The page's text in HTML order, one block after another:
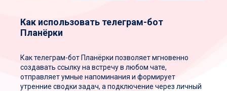
Как использовать телеграм-бот
Планёрки
Как телеграм-бот Планёрки позволяет мгновенно
создавать ссылку на встречу в любом чате,
отправляет умные напоминания и формирует
утренние сводки задач, а подключение через личный